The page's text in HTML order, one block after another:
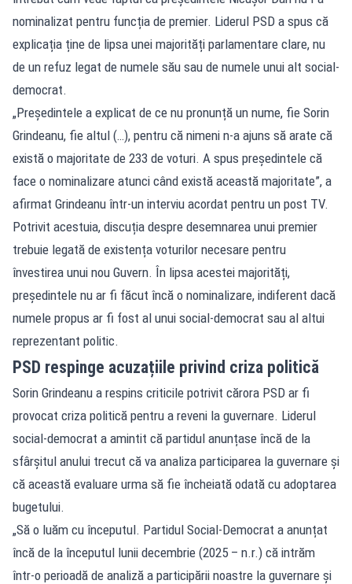
nominalizat pentru funcția de premier. Liderul PSD a spus că
explicația ține de lipsa unei majorități parlamentare clare, nu
de un refuz legat de numele său sau de numele unui alt social-
democrat.
„Președintele a explicat de ce nu pronunță un nume, fie Sorin
Grindeanu, fie altul (…), pentru că nimeni n-a ajuns să arate că
există o majoritate de 233 de voturi. A spus președintele că
face o nominalizare atunci când există această majoritate”, a
afirmat Grindeanu într-un interviu acordat pentru un post TV.
Potrivit acestuia, discuția despre desemnarea unui premier
trebuie legată de existența voturilor necesare pentru
învestirea unui nou Guvern. În lipsa acestei majorități,
președintele nu ar fi făcut încă o nominalizare, indiferent dacă
numele propus ar fi fost al unui social-democrat sau al altui
reprezentant politic.
PSD respinge acuzațiile privind criza politică
Sorin Grindeanu a respins criticile potrivit cărora PSD ar fi
provocat criza politică pentru a reveni la guvernare. Liderul
social-democrat a amintit că partidul anunțase încă de la
sfârșitul anului trecut că va analiza participarea la guvernare și
că această evaluare urma să fie încheiată odată cu adoptarea
bugetului.
„Să o luăm cu începutul. Partidul Social-Democrat a anunțat
încă de la începutul lunii decembrie (2025 – n.r.) că intrăm
într-o perioadă de analiză a participării noastre la guvernare și